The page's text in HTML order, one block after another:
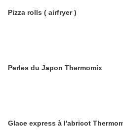
Pizza rolls ( airfryer )
Perles du Japon Thermomix
Glace express à l'abricot